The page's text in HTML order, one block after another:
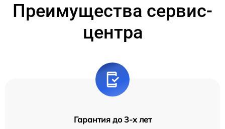
Преимущества сервис-
центра
Гарантия до 3-х лет